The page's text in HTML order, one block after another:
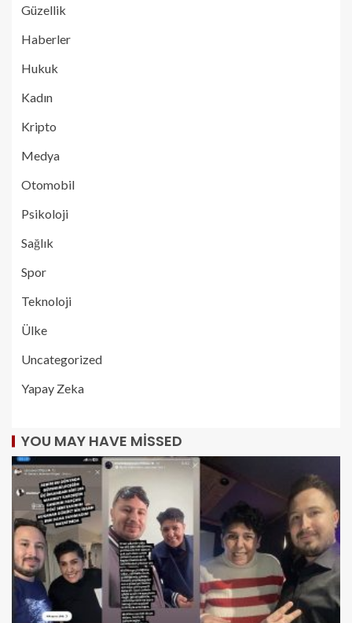
Güzellik
Haberler
Hukuk
Kadın
Kripto
Medya
Otomobil
Psikoloji
Sağlık
Spor
Teknoloji
Ülke
Uncategorized
Yapay Zeka
YOU MAY HAVE MISSED